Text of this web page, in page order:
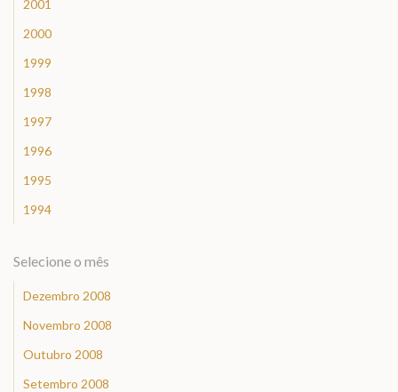
2001
2000
1999
1998
1997
1996
1995
1994
Selecione o mês
Dezembro 2008
Novembro 2008
Outubro 2008
Setembro 2008